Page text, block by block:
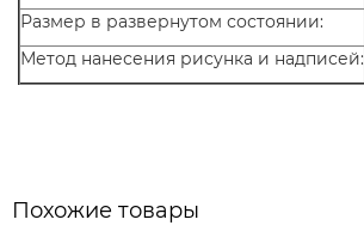
Размер в развернутом состоянии:
Метод нанесения рисунка и надписей:
Похожие товары